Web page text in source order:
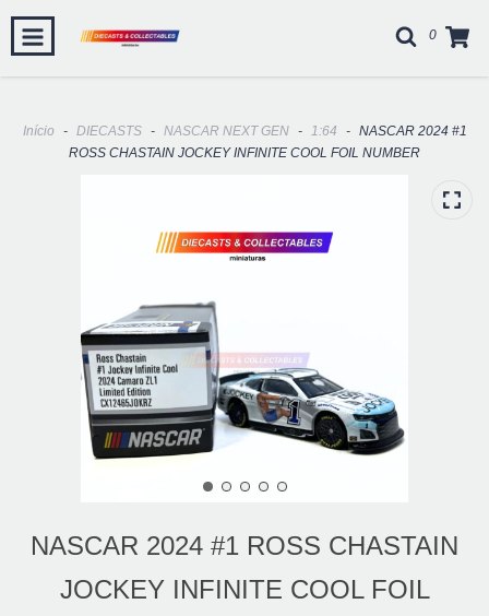
0
Início - DIECASTS - NASCAR NEXT GEN - 1:64 -
NASCAR 2024 #1
ROSS CHASTAIN JOCKEY INFINITE COOL FOIL NUMBER
NASCAR 2024 #1 ROSS CHASTAIN
JOCKEY INFINITE COOL FOIL